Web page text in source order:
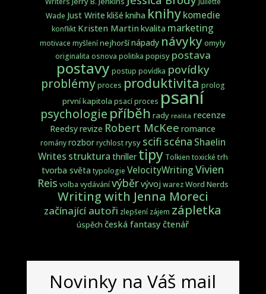
Wade Just Write klišé kniha knihykomedie
konflikt Kristen Martinkvalita marketing
motivace myšlení nejhoršínápady návyky omyly
originalita osnova politika popisy postava
postavy postup povídka povídky
problémyproces produktivita prolog
první kapitola psací proces psaní
psychologie příběh rady realita recenze
Reedsyrevize Robert McKee romance
rományrozborrychlostrysy scifi scéna Shaelin
Writes struktura thriller tipy Tolkien toxické trh
tvorba světa typologie VelocityWriting Vivien
Reis volba vydávánívýběrvývoj warezWord Nerds
Writing with Jenna Moreci
začínající autoři zlepšení zájem zápletka
úspěch česká fantasyčtenář
Novinky na Váš mail